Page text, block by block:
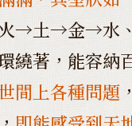
→土→金→水
繞著，能容納
間上各種問題